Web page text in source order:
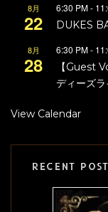
8月
22
6:30 PM-
DUKES
8月
28
6:30 PM-
【Guest
ディーズ
View Calendar
RECENT